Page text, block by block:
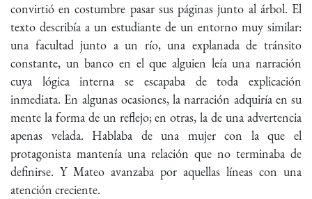
convirtió en costumbre pasar sus páginas junto al árbol. El
texto describía a un estudiante de un entorno muy similar:
una facultad junto a un río, una explanada de tránsito
constante, un banco en el que alguien leía una narración
cuya lógica interna se escapaba de toda explicación
inmediata. En algunas ocasiones, la narración adquiría en su
mente la forma de un reflejo; en otras, la de una advertencia
apenas velada. Hablaba de una mujer con la que el
protagonista mantenía una relación que no terminaba de
definirse. Y Mateo avanzaba por aquellas líneas con una
atención creciente.